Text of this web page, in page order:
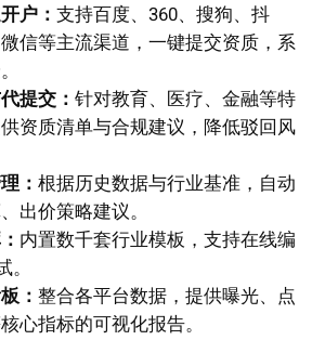
户： 支持百度、360、搜狗、抖
信等主流渠道，一键提交资质，系
提交： 针对教育、医疗、金融等特
资质清单与合规建议，降低驳回风
： 根据历史数据与行业基准，自动
出价策略建议。
内置数千套行业模板，支持在线编
： 整合各平台数据，提供曝光、点
心指标的可视化报告。